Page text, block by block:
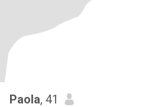
Paola, 41